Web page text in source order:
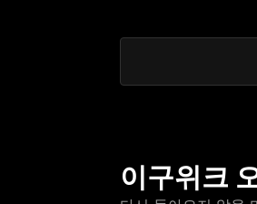
이구위크